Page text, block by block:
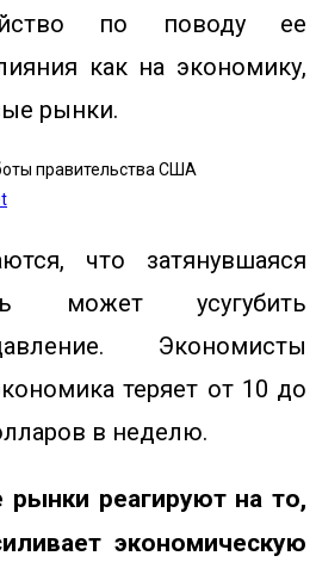
по поводу ее
как на экономику,
рынки.
что затянувшаяся
может усугубить
Экономисты
теряет от 10 до
в неделю.
реагируют на то,
экономическую